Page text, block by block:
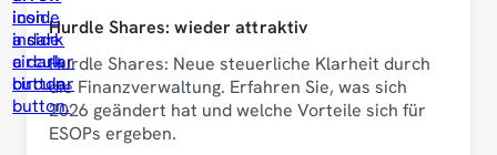
Hurdle Shares: wieder attraktiv
Hurdle Shares: Neue steuerliche Klarheit durch
die Finanzverwaltung. Erfahren Sie, was sich
2026 geändert hat und welche Vorteile sich für
ESOPs ergeben.